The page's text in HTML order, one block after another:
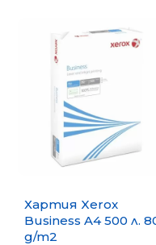
Хартия Xerox
Business A4 500 л.
g/m2